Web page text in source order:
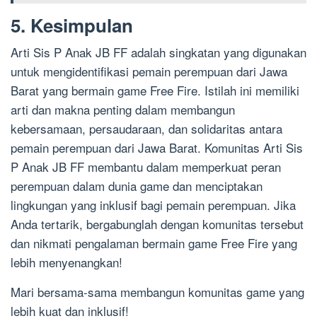
5. Kesimpulan
Arti Sis P Anak JB FF adalah singkatan yang digunakan
untuk mengidentifikasi pemain perempuan dari Jawa
Barat yang bermain game Free Fire. Istilah ini memiliki
arti dan makna penting dalam membangun
kebersamaan, persaudaraan, dan solidaritas antara
pemain perempuan dari Jawa Barat. Komunitas Arti Sis
P Anak JB FF membantu dalam memperkuat peran
perempuan dalam dunia game dan menciptakan
lingkungan yang inklusif bagi pemain perempuan. Jika
Anda tertarik, bergabunglah dengan komunitas tersebut
dan nikmati pengalaman bermain game Free Fire yang
lebih menyenangkan!
Mari bersama-sama membangun komunitas game yang
lebih kuat dan inklusif!